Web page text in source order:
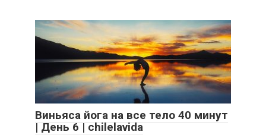
Виньяса йога на все тело 40 минут
| День 6 | chilelavida